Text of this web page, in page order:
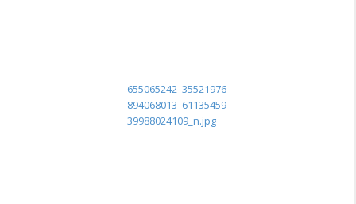
655065242_35521976
894068013_61135459
39988024109_n.jpg